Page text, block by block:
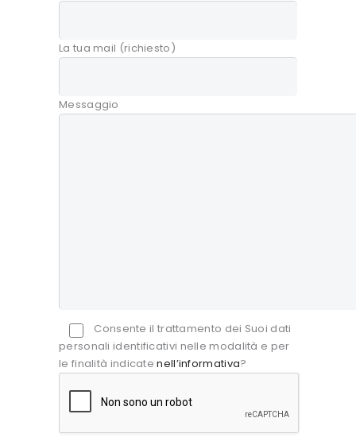
La tua mail (richiesto)
Messaggio
Consente il trattamento dei Suoi dati
personali identificativi nelle modalità e per
le finalità indicatenell’informativa?